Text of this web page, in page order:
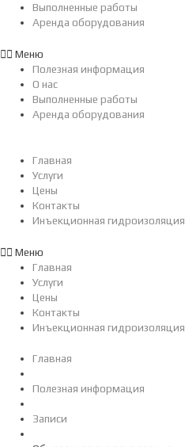
Выполненные работы
Аренда оборудования
Меню
Полезная информация
О нас
Выполненные работы
Аренда оборудования
Главная
Услуги
Цены
Контакты
Инъекционная гидроизоляция
Меню
Главная
Услуги
Цены
Контакты
Инъекционная гидроизоляция
Главная
Полезная информация
Записи